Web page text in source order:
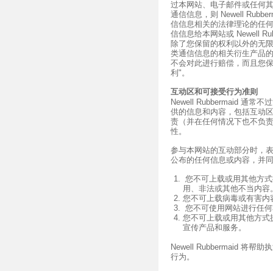
过本网站、电子邮件或任何
通信信息，则 Newell
信信息相关的法律理论的任
信信息给本网站或 Newell
除了您保留的权利以外的无
类通信信息的相关衍生产品
不会对此进行赔偿，而且您
利"。
互动区和可接受行为准则
Newell Rubbermaid 通常不
供的信息和内容，包括互动
责（并在任何情况下也不负
性。
参与本网站的互动部分时，
公布的任何信息或内容，并
您不可上载或用其他方
用、非法或其他不当内容
您不可上载病毒或有害内
您不可使用网站进行任
您不可上载或用其他方
宣传产品和服务。
Newell Rubbermaid 将帮助
行为。